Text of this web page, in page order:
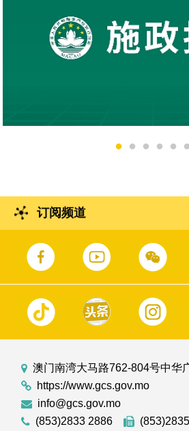
订阅频道
澳门南湾大马路762-804号中华
https://www.gcs.gov.mo
info@gcs.gov.mo
(853)2833 2886